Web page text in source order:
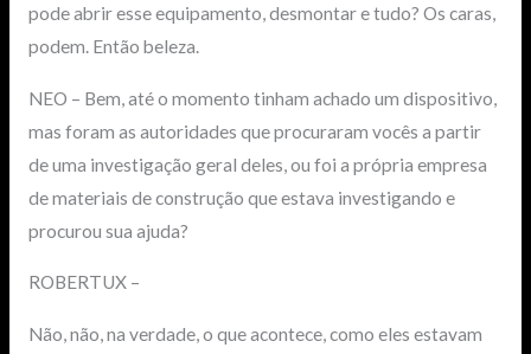
pode abrir esse equipamento, desmontar e tudo? Os caras,
podem. Então beleza.
NEO – Bem, até o momento tinham achado um dispositivo,
mas foram as autoridades que procuraram vocês a partir
de uma investigação geral deles, ou foi a própria empresa
de materiais de construção que estava investigando e
procurou sua ajuda?
ROBERTUX –
Não, não, na verdade, o que acontece, como eles estavam